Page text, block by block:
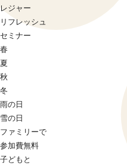
レジャー
リフレッシュ
セミナー
春
夏
秋
冬
雨の日
雪の日
ファミリーで
参加費無料
子どもと